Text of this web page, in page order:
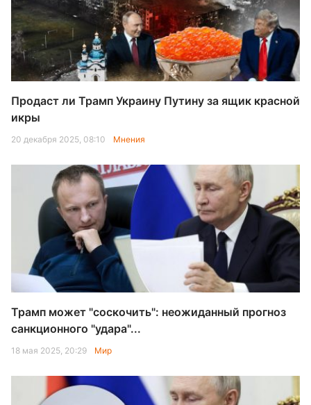
Продаст ли Трамп Украину Путину за ящик красной
икры
20 декабря 2025, 08:10 Мнения
Трамп может "соскочить": неожиданный прогноз
санкционного "удара"...
18 мая 2025, 20:29 Мир